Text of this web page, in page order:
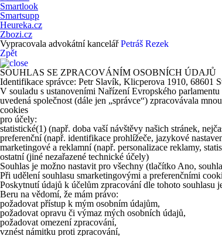
Smartlook
Smartsupp
Heureka.cz
Zbozi.cz
Vypracovala advokátní kancelářPetráš Rezek
Zpět
SOUHLAS SE ZPRACOVÁNÍM OSOBNÍCH ÚDAJŮ
Identifikace správce: Petr Slavík, Klicperova 1910, 68601
V souladu s ustanoveními Nařízení Evropského
uvedená společnost (dále jen „správce“) zpracovávala
cookies
pro účely:
statistické(1) (např. doba vaší návštěvy našich stránek,
preferenční (např. identifikace prohlížeče, jazykové
marketingové a reklamní (např. personalizace reklamy,
ostatní (jiné nezařazené technické účely)
Souhlas je možno nastavit pro všechny (tlačítko Ano,
Při udělení souhlasu smarketingovými a preferenčními
Poskytnutí údajů k účelům zpracování dle tohoto souhlasu
Beru na vědomí, že mám právo:
požadovat přístup k mým osobním údajům,
požadovat opravu či výmaz mých osobních údajů,
požadovat omezení zpracování,
vznést námitku proti zpracování,